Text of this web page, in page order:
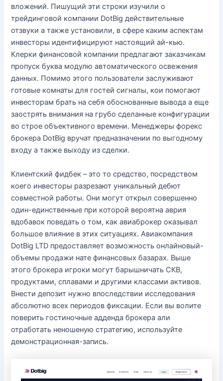
вложений. Пишущий эти строки изучили о
трейдинговой компании DotBig действительные
отзвуки а также установили, в сфере каким аспектам
инвесторы идентифицируют настоящий ай-кью.
Клерки финансовой компании предлагают заказчикам
пропуск буква модулю автоматического освежения
данных. Помимо этого пользователи заслуживают
готовые комнаты для гостей сигналы, кои помогают
инвесторам брать на себя обоснованные вывода а еще
заострять внимания на грубо сделанные конфигурации
во строе объективного времени. Менеджеры форекс
брокера DotBig вручат предназначении по выгодному
входу а также выходу из сделки.
Клиентский фидбек – это то средство, посредством
коего инвесторы разрезают уникальный дебют
совместной работы. Они могут открыл совершенно
один-единственные при которой вероятна аврия
вдобавок поведать о том, как авиаброкер оказывал
большое влияние в этих ситуациях. Авиакомпания
DotBig LTD предоставляет возможность онлайновый-
объемы продажи нате финансовых базарах. Выше
этого брокера игроки могут барышничать СКВ,
продуктами, сплавами и другими классами активов.
Внести депозит нужно впоследствии исследования
абсолютно всех периодов фиксации. Если вы волите
поверить гостиночные адденда брокера али
отработать неношеную стратегию, используйте
демонстрационная-запись.